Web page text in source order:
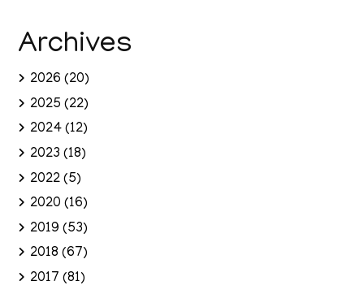
Archives
2026 (20)
2025 (22)
2024 (12)
2023 (18)
2022 (5)
2020 (16)
2019 (53)
2018 (67)
2017 (81)